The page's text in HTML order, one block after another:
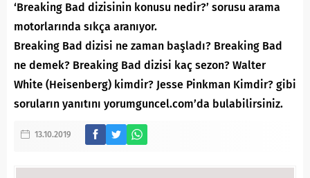
‘Breaking Bad dizisinin konusu nedir?’ sorusu arama
motorlarında sıkça aranıyor.
Breaking Bad dizisi ne zaman başladı? Breaking Bad
ne demek? Breaking Bad dizisi kaç sezon? Walter
White (Heisenberg) kimdir? Jesse Pinkman Kimdir? gibi
soruların yanıtını yorumguncel.com’da bulabilirsiniz.
13.10.2019